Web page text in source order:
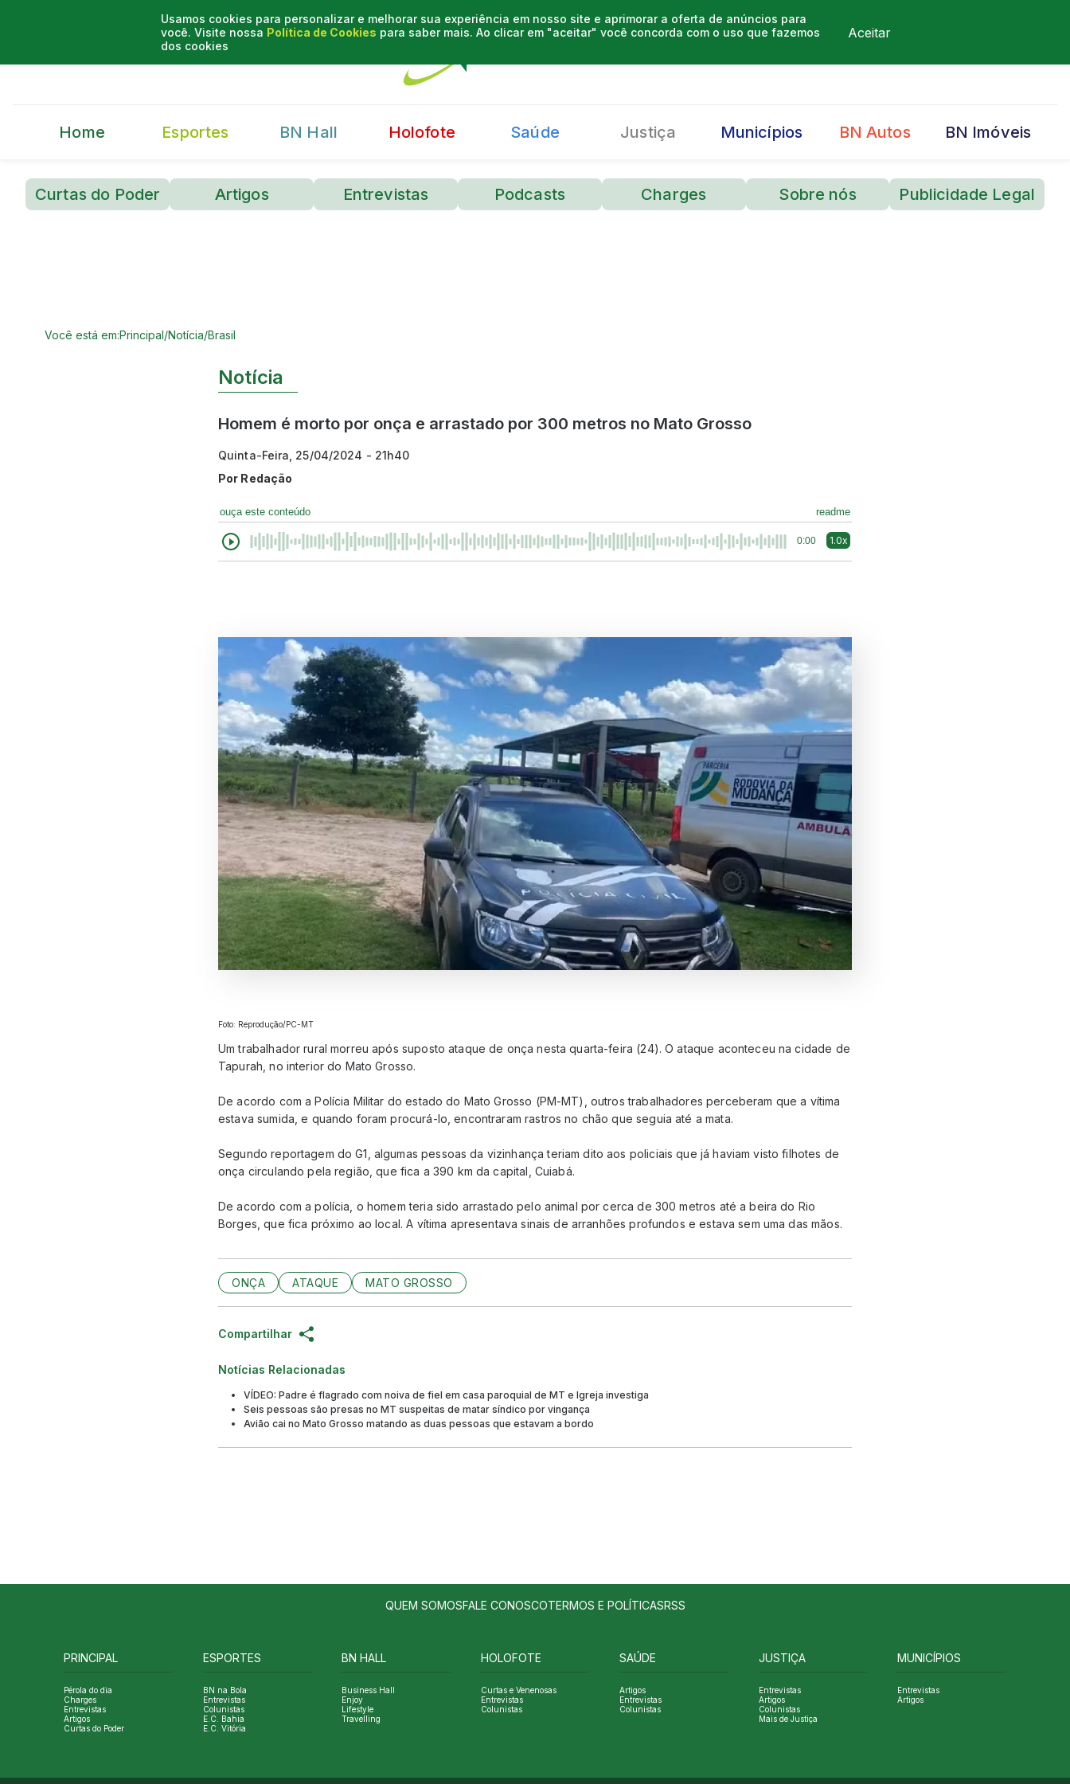
Usamos cookies para personalizar e melhorar sua experiência em nosso site e aprimorar a oferta de anúncios para
você. Visite nossa Política de Cookies para saber mais. Ao clicar em "aceitar" você concorda com o uso que fazemos
dos cookies
Aceitar
Home Esportes BN Hall Holofote Saúde Justiça Municípios BN Autos BN Imóveis
Curtas do Poder Artigos Entrevistas Podcasts Charges Sobre nós Publicidade Legal
Você está em:Principal/Notícia/Brasil
Notícia
Homem é morto por onça e arrastado por 300 metros no Mato Grosso
Quinta-Feira, 25/04/2024 - 21h40
Por Redação
ouça este conteúdo readme
0:00 1.0x
Foto: Reprodução/PC-MT
Um trabalhador rural morreu após suposto ataque de onça nesta quarta-feira (24). O ataque aconteceu na cidade de
Tapurah, no interior do Mato Grosso.
De acordo com a Polícia Militar do estado do Mato Grosso (PM-MT), outros trabalhadores perceberam que a vítima
estava sumida, e quando foram procurá-lo, encontraram rastros no chão que seguia até a mata.
Segundo reportagem do G1, algumas pessoas da vizinhança teriam dito aos policiais que já haviam visto filhotes de
onça circulando pela região, que fica a 390 km da capital, Cuiabá.
De acordo com a polícia, o homem teria sido arrastado pelo animal por cerca de 300 metros até a beira do Rio
Borges, que fica próximo ao local. A vítima apresentava sinais de arranhões profundos e estava sem uma das mãos.
ONÇA ATAQUE MATO GROSSO
Compartilhar
Notícias Relacionadas
VÍDEO: Padre é flagrado com noiva de fiel em casa paroquial de MT e Igreja investiga
Seis pessoas são presas no MT suspeitas de matar síndico por vingança
Avião cai no Mato Grosso matando as duas pessoas que estavam a bordo
QUEM SOMOSFALE CONOSCOTERMOS E POLÍTICASRSS
PRINCIPAL
Pérola do dia
Charges
Entrevistas
Artigos
Curtas do Poder
ESPORTES
BN na Bola
Entrevistas
Colunistas
E.C. Bahia
E.C. Vitória
BN HALL
Business Hall
Enjoy
Lifestyle
Travelling
HOLOFOTE
Curtas e Venenosas
Entrevistas
Colunistas
SAÚDE
Artigos
Entrevistas
Colunistas
JUSTIÇA
Entrevistas
Artigos
Colunistas
Mais de Justiça
MUNICÍPIOS
Entrevistas
Artigos